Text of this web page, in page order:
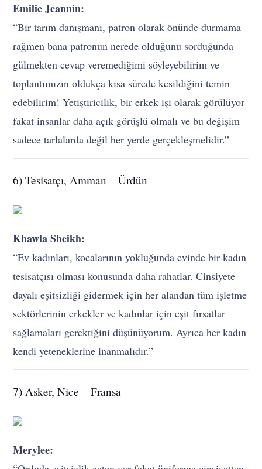
Emilie Jeannin:
“Bir tarım danışmanı, patron olarak önünde durmama
rağmen bana patronun nerede olduğunu sorduğunda
gülmekten cevap veremediğimi söyleyebilirim ve
toplantımızın oldukça kısa sürede kesildiğini temin
edebilirim! Yetiştiricilik, bir erkek işi olarak görülüyor
fakat insanlar daha açık görüşlü olmalı ve bu değişim
sadece tarlalarda değil her yerde gerçekleşmelidir.”
6) Tesisatçı, Amman – Ürdün
Khawla Sheikh:
“Ev kadınları, kocalarının yokluğunda evinde bir kadın
tesisatçısı olması konusunda daha rahatlar. Cinsiyete
dayalı eşitsizliği gidermek için her alandan tüm işletme
sektörlerinin erkekler ve kadınlar için eşit fırsatlar
sağlamaları gerektiğini düşünüyorum. Ayrıca her kadın
kendi yeteneklerine inanmalıdır.”
7) Asker, Nice – Fransa
Merylee: